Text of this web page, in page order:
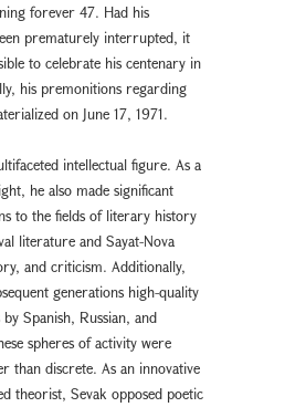
forever 47. Had his
prematurely interrupted, it
to celebrate his centenary in
his premonitions regarding
on June 17, 1971.
intellectual figure. As a
he also made significant
to the fields of literary history
literature and Sayat-Nova
and criticism. Additionally,
generations high-quality
Spanish, Russian, and
spheres of activity were
than discrete. As an innovative
theorist, Sevak opposed poetic